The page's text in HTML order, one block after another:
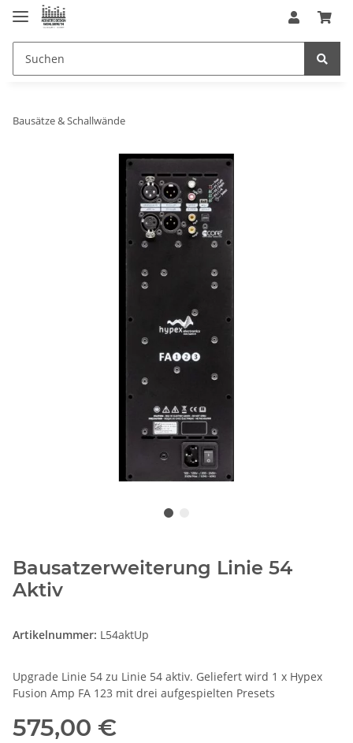
Bausätze & Schallwände
Bausatzerweiterung Linie 54
Aktiv
Artikelnummer: L54aktUp
Upgrade Linie 54 zu Linie 54 aktiv. Geliefert wird 1 x Hypex
Fusion Amp FA 123 mit drei aufgespielten Presets
575,00 €